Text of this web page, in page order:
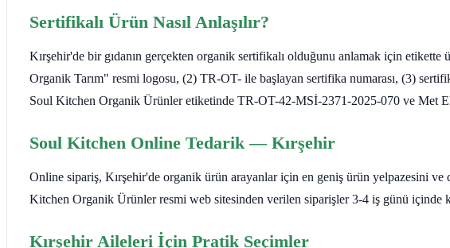
Sertifikalı Ürün Nasıl Anlaşılır?
Kırşehir'de bir gıdanın gerçekten organik sertifikalı olduğunu anlamak için
Organik Tarım" resmi logosu, (2) TR-OT- ile başlayan sertifika numarası, (3)
Soul Kitchen Organik Ürünler etiketinde TR-OT-42-MSİ-2371-2025-070 ve Met
Soul Kitchen Online Tedarik — Kırşehir
Online sipariş, Kırşehir'de organik ürün arayanlar için en geniş ürün yelpazesini
Kitchen Organik Ürünler resmi web sitesinden verilen siparişler 3-4 iş günü içinde
Kırşehir Aileleri İçin Pratik Seçimler